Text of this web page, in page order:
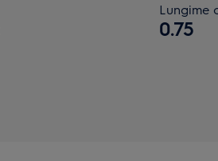
Lungime
0.75